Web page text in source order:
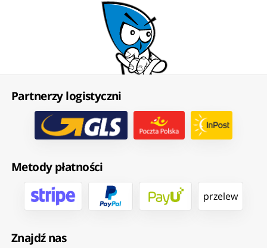
Partnerzy logistyczni
Metody płatności
przelew
Znajdź nas